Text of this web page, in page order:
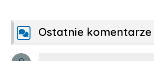
Ostatnie komentarze